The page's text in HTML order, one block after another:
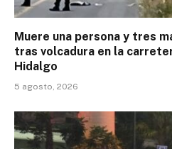
Muere una persona y tres
tras volcadura en la
Hidalgo
5 agosto, 2026